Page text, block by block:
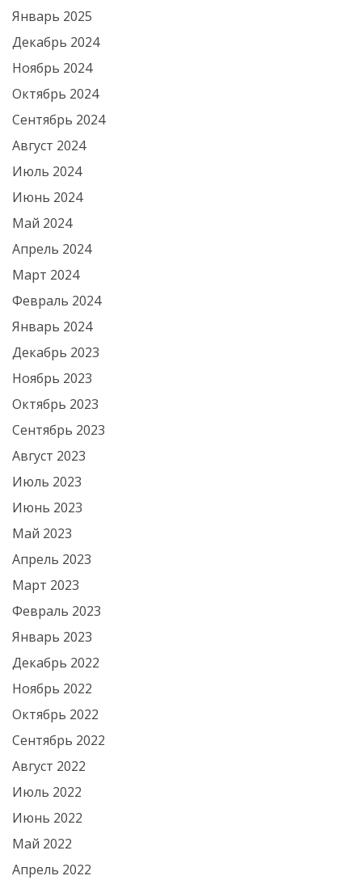
Январь 2025
Декабрь 2024
Ноябрь 2024
Октябрь 2024
Сентябрь 2024
Август 2024
Июль 2024
Июнь 2024
Май 2024
Апрель 2024
Март 2024
Февраль 2024
Январь 2024
Декабрь 2023
Ноябрь 2023
Октябрь 2023
Сентябрь 2023
Август 2023
Июль 2023
Июнь 2023
Май 2023
Апрель 2023
Март 2023
Февраль 2023
Январь 2023
Декабрь 2022
Ноябрь 2022
Октябрь 2022
Сентябрь 2022
Август 2022
Июль 2022
Июнь 2022
Май 2022
Апрель 2022